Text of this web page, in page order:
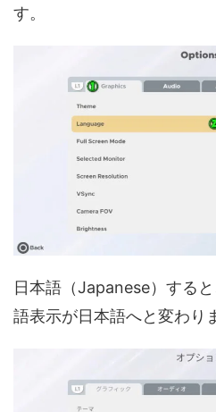
す。
日本語（Japanese）する
語表示が日本語へと変わり